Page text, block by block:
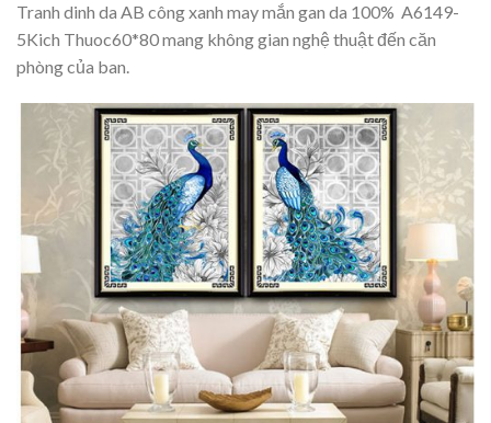
Tranh dinh da AB công xanh may mắn gan da 100% A6149-
5Kich Thuoc60*80 mang không gian nghệ thuật đến căn
phòng của ban.